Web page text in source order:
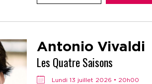
Antonio Vivaldi
Les Quatre Saisons
lundi 13 juillet 2026 • 20h00